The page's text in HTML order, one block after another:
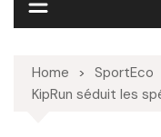
Home
SportEco
KipRun séduit les